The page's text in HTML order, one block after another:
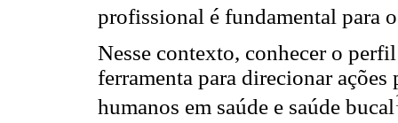
profissional é fundamental para
Nesse contexto, conhecer o
ferramenta para direcionar
humanos em saúde e saúde bucal